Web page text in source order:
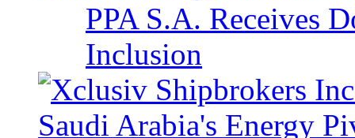
PPA S.A. Receives
Inclusion